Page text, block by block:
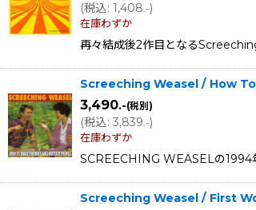
(税込: 1,408.-)
在庫わずか
再々結成後2作目となる
Screeching Weasel / How
3,490.-(税別)
(税込: 3,839.-)
在庫わずか
SCREECHING WEASELの1994
Screeching Weasel / First